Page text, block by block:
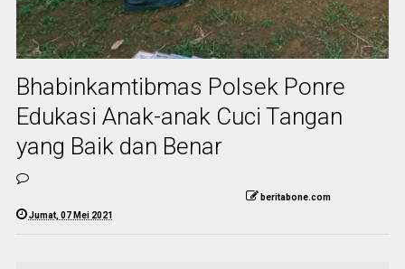
Bhabinkamtibmas Polsek Ponre
Edukasi Anak-anak Cuci Tangan
yang Baik dan Benar
beritabone.com
Jumat, 07 Mei 2021